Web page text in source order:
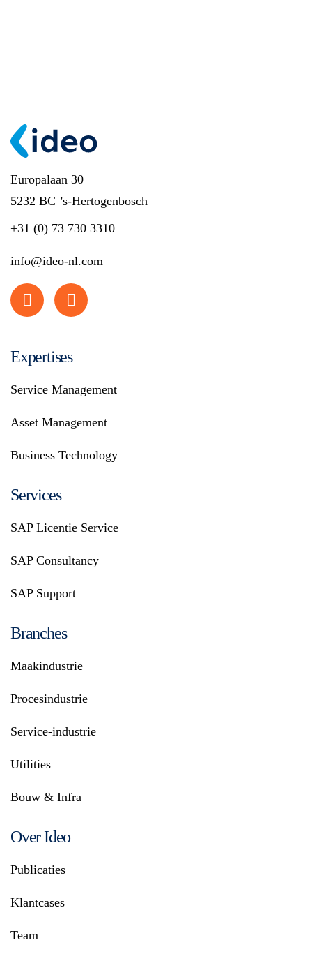
Europalaan 30
5232 BC ’s-Hertogenbosch
+31 (0) 73 730 3310
info@ideo-nl.com
Expertises
Service Management
Asset Management
Business Technology
Services
SAP Licentie Service
SAP Consultancy
SAP Support
Branches
Maakindustrie
Procesindustrie
Service-industrie
Utilities
Bouw & Infra
Over Ideo
Publicaties
Klantcases
Team